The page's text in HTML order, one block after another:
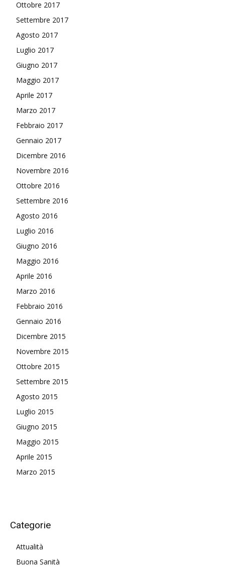
Ottobre 2017
Settembre 2017
Agosto 2017
Luglio 2017
Giugno 2017
Maggio 2017
Aprile 2017
Marzo 2017
Febbraio 2017
Gennaio 2017
Dicembre 2016
Novembre 2016
Ottobre 2016
Settembre 2016
Agosto 2016
Luglio 2016
Giugno 2016
Maggio 2016
Aprile 2016
Marzo 2016
Febbraio 2016
Gennaio 2016
Dicembre 2015
Novembre 2015
Ottobre 2015
Settembre 2015
Agosto 2015
Luglio 2015
Giugno 2015
Maggio 2015
Aprile 2015
Marzo 2015
Categorie
Attualità
Buona Sanità